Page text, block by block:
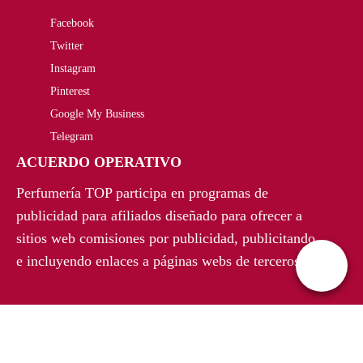
€
Facebook
Twitter
Instagram
Pinterest
Google My Business
Telegram
ACUERDO OPERATIVO
Perfumería TOP participa en programas de
publicidad para afiliados diseñado para ofrecer a
sitios web comisiones por publicidad, publicitando
e incluyendo enlaces a páginas webs de terceros.